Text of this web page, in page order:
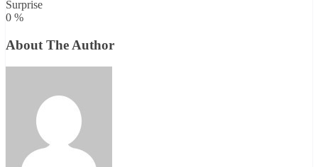
Surprise
0 %
About The Author